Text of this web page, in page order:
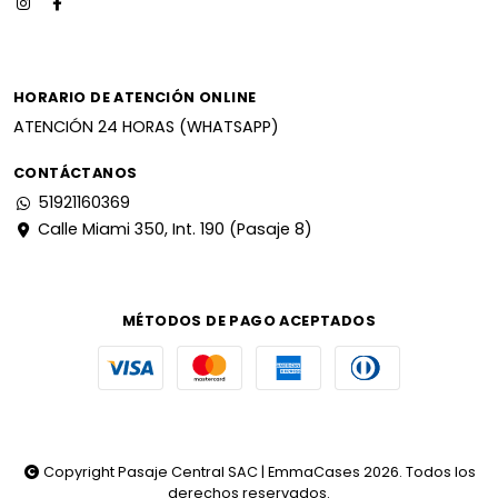
HORARIO DE ATENCIÓN ONLINE
ATENCIÓN 24 HORAS (WHATSAPP)
CONTÁCTANOS
51921160369
Calle Miami 350, Int. 190 (Pasaje 8)
MÉTODOS DE PAGO ACEPTADOS
Copyright Pasaje Central SAC | EmmaCases 2026. Todos los
derechos reservados.